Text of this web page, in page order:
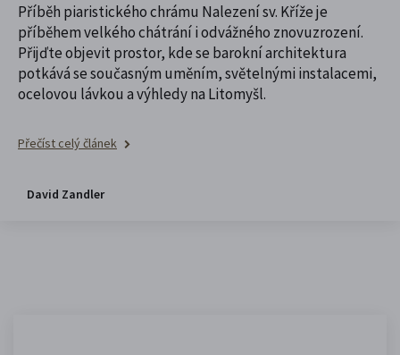
Příběh piaristického chrámu Nalezení sv. Kříže je
příběhem velkého chátrání i odvážného znovuzrození.
Přijďte objevit prostor, kde se barokní architektura
potkává se současným uměním, světelnými instalacemi,
ocelovou lávkou a výhledy na Litomyšl.
Přečíst celý článek
David Zandler